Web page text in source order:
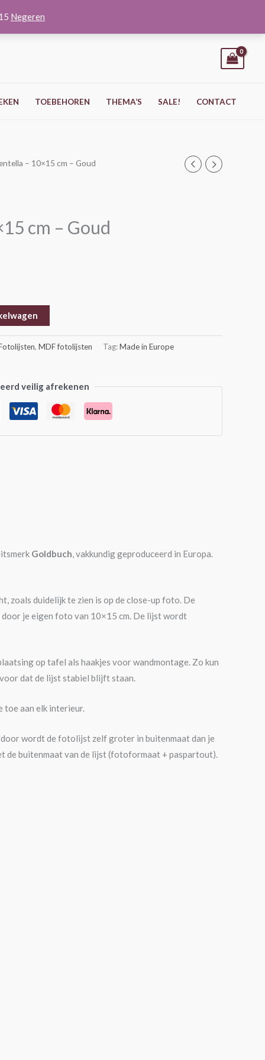
Negeren
TOEBEHOREN THEMA’S SALE! CONTACT
– 10×15 cm – Goud
cm – Goud
, MDF fotolijsten Tag:Made in Europe
veilig afrekenen
Goldbuch, vakkundig geproduceerd in Europa.
zoals duidelijk te zien is op de close-up foto. De
je eigen foto van 10×15 cm. De lijst wordt
op tafel als haakjes voor wandmontage. Zo kun
dat de lijst stabiel blijft staan.
toe aan elk interieur.
wordt de fotolijst zelf groter in buitenmaat dan je
de buitenmaat van de lijst (fotoformaat + paspartout).